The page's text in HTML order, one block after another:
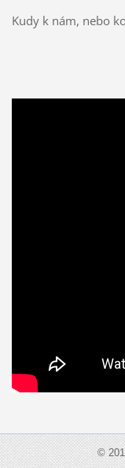
Kudy k nám, nebo
©